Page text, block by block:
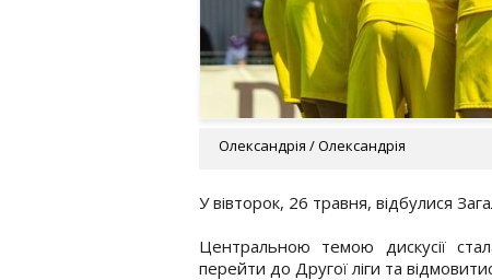
Олександрія / Олександрія
У вівторок, 26 травня, відбулися
Центральною темою дискусії
перейти до Другої ліги та